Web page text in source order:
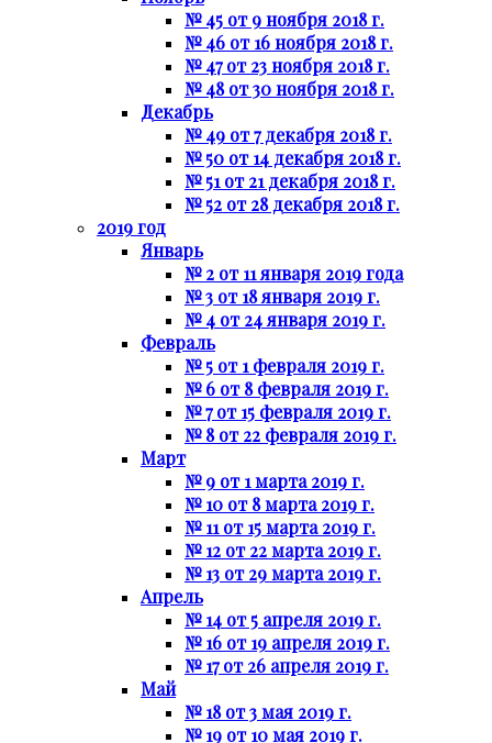
№ 45 от 9 ноября 2018 г.
№ 46 от 16 ноября 2018 г.
№ 47 от 23 ноября 2018 г.
№ 48 от 30 ноября 2018 г.
Декабрь
№ 49 от 7 декабря 2018 г.
№ 50 от 14 декабря 2018 г.
№ 51 от 21 декабря 2018 г.
№ 52 от 28 декабря 2018 г.
2019 год
Январь
№ 2 от 11 января 2019 года
№ 3 от 18 января 2019 г.
№ 4 от 24 января 2019 г.
Февраль
№ 5 от 1 февраля 2019 г.
№ 6 от 8 февраля 2019 г.
№ 7 от 15 февраля 2019 г.
№ 8 от 22 февраля 2019 г.
Март
№ 9 от 1 марта 2019 г.
№ 10 от 8 марта 2019 г.
№ 11 от 15 марта 2019 г.
№ 12 от 22 марта 2019 г.
№ 13 от 29 марта 2019 г.
Апрель
№ 14 от 5 апреля 2019 г.
№ 16 от 19 апреля 2019 г.
№ 17 от 26 апреля 2019 г.
Май
№ 18 от 3 мая 2019 г.
№ 19 от 10 мая 2019 г.